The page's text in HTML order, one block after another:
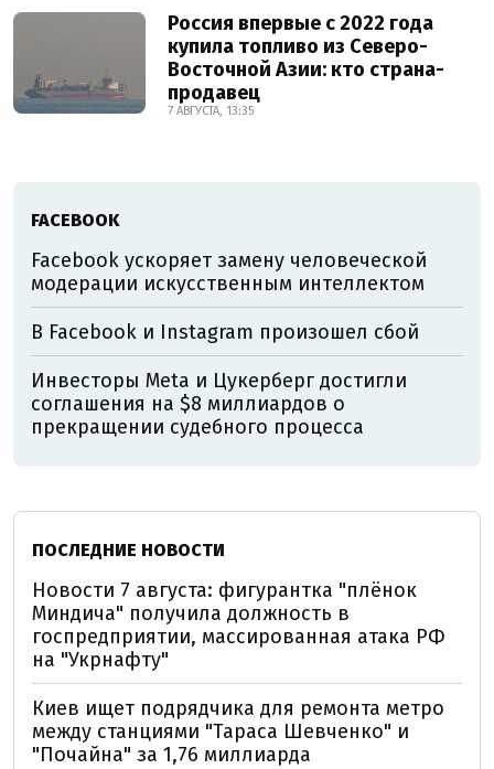
Россия впервые с 2022 года
купила топливо из Северо-
Восточной Азии: кто страна-
продавец
7 АВГУСТА, 13:35
FACEBOOK
Facebook ускоряет замену человеческой
модерации искусственным интеллектом
В Facebook и Instagram произошел сбой
Инвесторы Meta и Цукерберг достигли
соглашения на $8 миллиардов о
прекращении судебного процесса
ПОСЛЕДНИЕ НОВОСТИ
Новости 7 августа: фигурантка "плёнок
Миндича" получила должность в
госпредприятии, массированная атака РФ
на "Укрнафту"
Киев ищет подрядчика для ремонта метро
между станциями "Тараса Шевченко" и
"Почайна" за 1,76 миллиарда